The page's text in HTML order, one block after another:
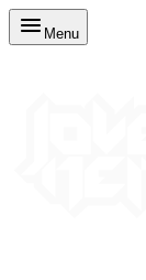
Menu